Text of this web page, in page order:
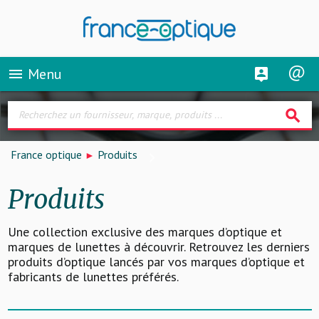
menu Menu
search
France optique Produits
Produits
Une collection exclusive des marques d’optique et
marques de lunettes à découvrir. Retrouvez les derniers
produits d’optique lancés par vos marques d’optique et
fabricants de lunettes préférés.